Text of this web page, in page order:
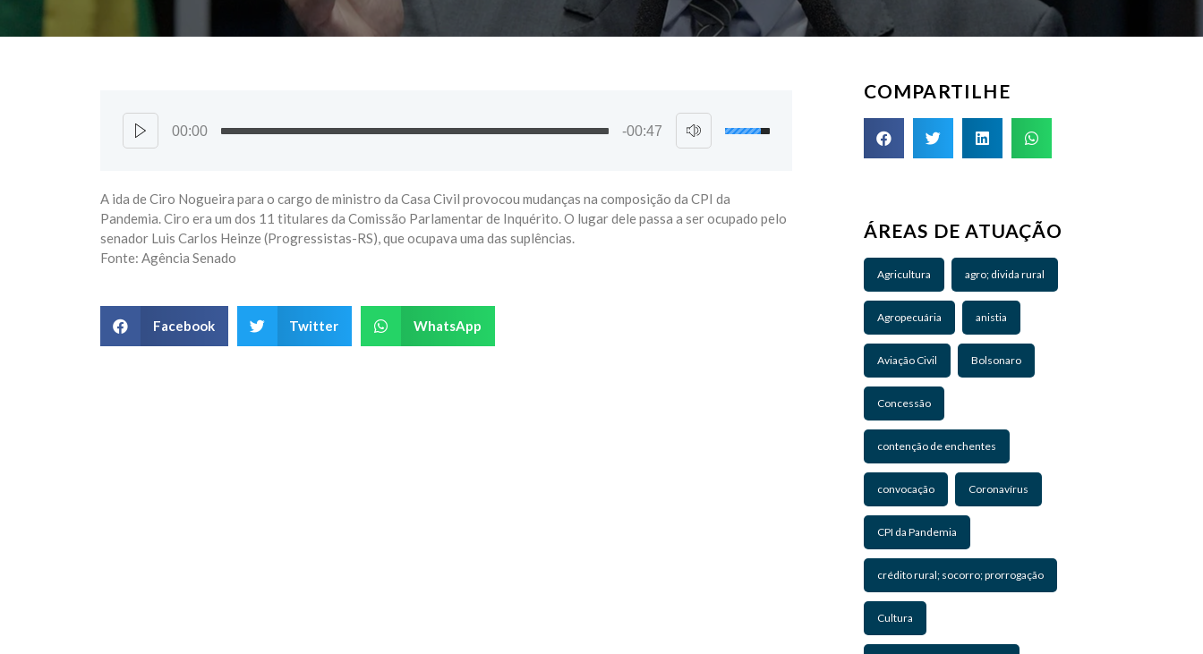
00:00 -00:47
A ida de Ciro Nogueira para o cargo de ministro da Casa Civil provocou mudanças na composição da CPI da
Pandemia. Ciro era um dos 11 titulares da Comissão Parlamentar de Inquérito. O lugar dele passa a ser ocupado pelo
senador Luis Carlos Heinze (Progressistas-RS), que ocupava uma das suplências.
Fonte: Agência Senado
Facebook Twitter WhatsApp
COMPARTILHE
ÁREAS DE ATUAÇÃO
Agricultura agro; divida rural
Agropecuária anistia
Aviação Civil Bolsonaro
Concessão
contenção de enchentes
convocação Coronavírus
CPI da Pandemia
crédito rural; socorro; prorrogação
Cultura